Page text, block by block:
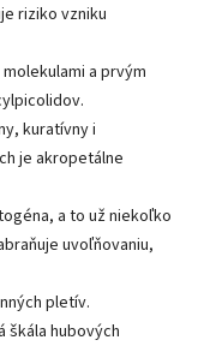
riziko vzniku
a prvým
kuratívny i
je akropetálne
a to už niekoľko
uvoľňovaniu,
pletív.
škála hubových